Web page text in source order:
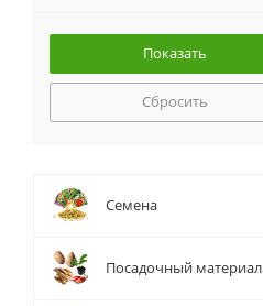
Сбросить
Семена
Посадочный материал